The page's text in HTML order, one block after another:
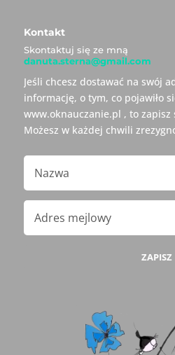
Kontakt
Skontaktuj się ze mną
danuta.sterna@gmail.com
Jeśli chcesz dostawać na swój
informację, o tym, co pojawiło
www.oknauczanie.pl , to zapisz
Możesz w każdej chwili
ZAPISZ